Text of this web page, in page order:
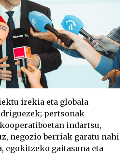
irekia eta globala
pertsonak
indartsu,
negozio berriak garatu nahi
egokitzeko gaitasuna eta